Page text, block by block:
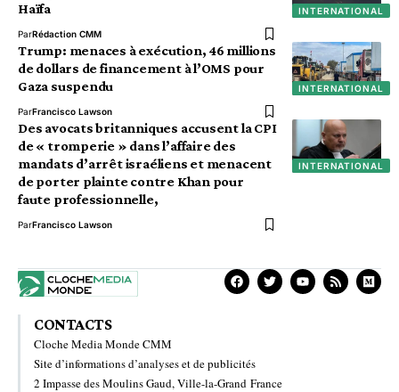
INTERNATIONAL
Haïfa
ParRédaction CMM
INTERNATIONAL
Trump: menaces à exécution, 46 millions
de dollars de financement à l’OMS pour
Gaza suspendu
ParFrancisco Lawson
INTERNATIONAL
Des avocats britanniques accusent la CPI
de « tromperie » dans l’affaire des
mandats d’arrêt israéliens et menacent
de porter plainte contre Khan pour
faute professionnelle,
ParFrancisco Lawson
CONTACTS
Cloche Media Monde CMM
Site d’informations d’analyses et de publicités
2 Impasse des Moulins Gaud, Ville-la-Grand France